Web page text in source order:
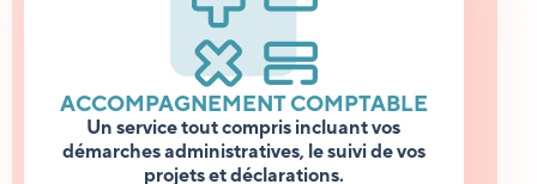
ACCOMPAGNEMENT COMPTABLE
Un service tout compris incluant vos
démarches administratives, le suivi de vos
projets et déclarations.